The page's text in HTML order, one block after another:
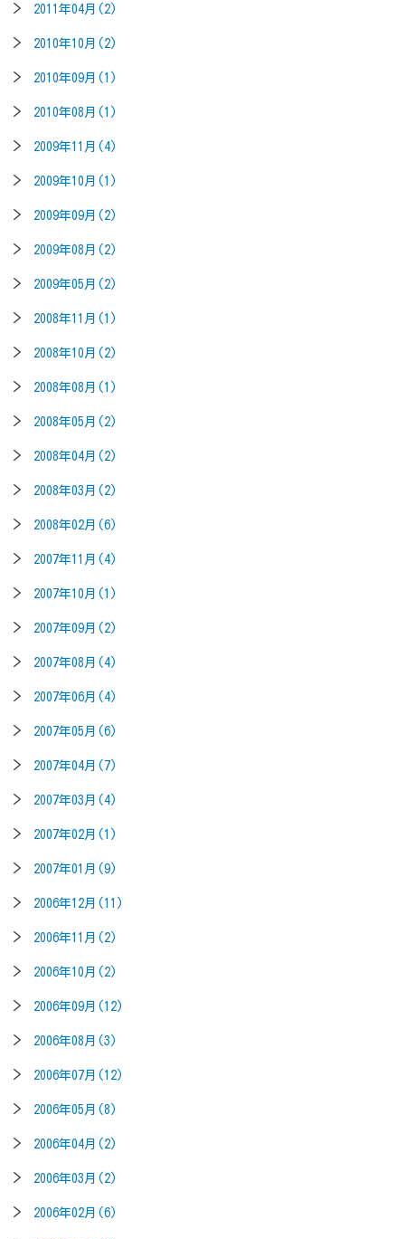
2011年04月(2)
2010年10月(2)
2010年09月(1)
2010年08月(1)
2009年11月(4)
2009年10月(1)
2009年09月(2)
2009年08月(2)
2009年05月(2)
2008年11月(1)
2008年10月(2)
2008年08月(1)
2008年05月(2)
2008年04月(2)
2008年03月(2)
2008年02月(6)
2007年11月(4)
2007年10月(1)
2007年09月(2)
2007年08月(4)
2007年06月(4)
2007年05月(6)
2007年04月(7)
2007年03月(4)
2007年02月(1)
2007年01月(9)
2006年12月(11)
2006年11月(2)
2006年10月(2)
2006年09月(12)
2006年08月(3)
2006年07月(12)
2006年05月(8)
2006年04月(2)
2006年03月(2)
2006年02月(6)